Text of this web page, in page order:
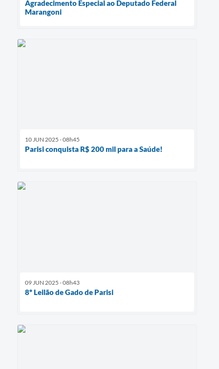
Agradecimento Especial ao Deputado Federal
Marangoni
10 JUN 2025 - 08h45
Parisi conquista R$ 200 mil para a Saúde!
09 JUN 2025 - 08h43
8º Leilão de Gado de Parisi